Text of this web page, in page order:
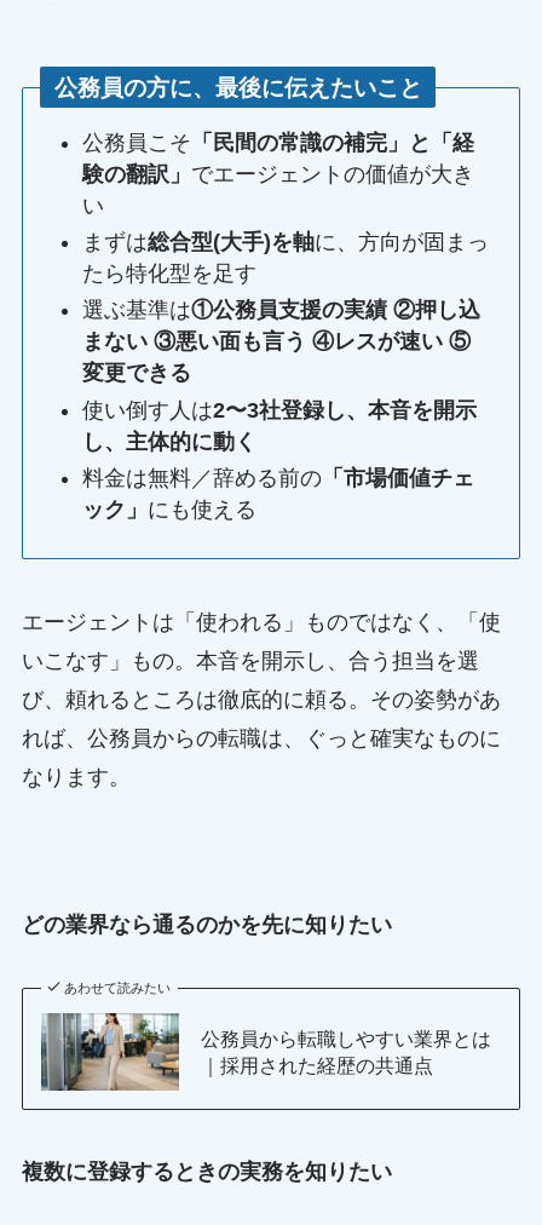
公務員の方に、最後に伝えたいこと
公務員こそ 「民間の常識の補完」と「経
験の翻訳」 でエージェントの価値が大き
い
まずは総合型(大手)を軸に、方向が固まっ
たら特化型を足す
選ぶ基準は①公務員支援の実績 ②押し込
まない ③悪い面も言う ④レスが速い ⑤
変更できる
使い倒す人は2〜3社登録し、本音を開示
し、主体的に動く
料金は無料／辞める前の 「市場価値チェ
ック」 にも使える
エージェントは「使われる」ものではなく、「使
いこなす」もの。本音を開示し、合う担当を選
び、頼れるところは徹底的に頼る。その姿勢があ
れば、公務員からの転職は、ぐっと確実なものに
なります。
どの業界なら通るのかを先に知りたい
あわせて読みたい
公務員から転職しやすい業界とは
｜採用された経歴の共通点
複数に登録するときの実務を知りたい